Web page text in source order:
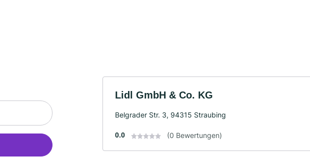
Lidl GmbH & Co. KG
Belgrader Str. 3, 94315 Straubing
0.0 (0 Bewertungen)